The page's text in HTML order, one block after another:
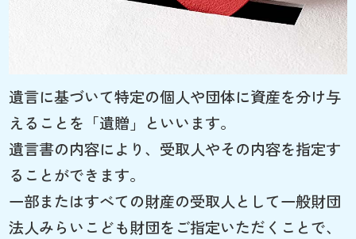
遺言に基づいて特定の個人や団体に資産を分け与
えることを「遺贈」といいます。
遺言書の内容により、受取人やその内容を指定す
ることができます。
一部またはすべての財産の受取人として一般財団
法人みらいこども財団をご指定いただくことで、